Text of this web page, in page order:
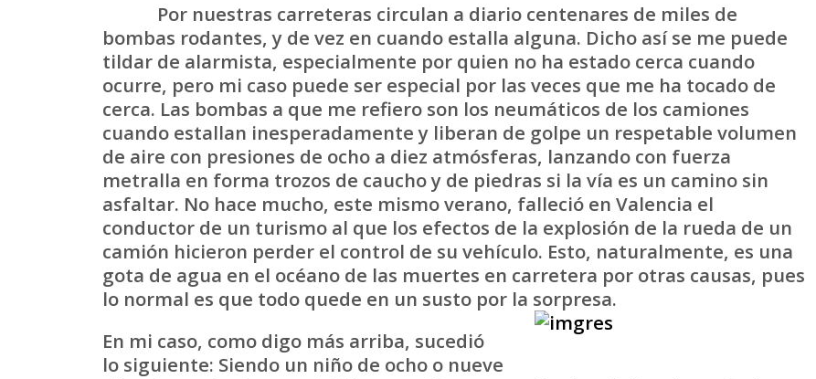
Por nuestras carreteras circulan a diario centenares de miles de
bombas rodantes, y de vez en cuando estalla alguna. Dicho así se me puede
tildar de alarmista, especialmente por quien no ha estado cerca cuando
ocurre, pero mi caso puede ser especial por las veces que me ha tocado de
cerca. Las bombas a que me refiero son los neumáticos de los camiones
cuando estallan inesperadamente y liberan de golpe un respetable volumen
de aire con presiones de ocho a diez atmósferas, lanzando con fuerza
metralla en forma trozos de caucho y de piedras si la vía es un camino sin
asfaltar. No hace mucho, este mismo verano, falleció en Valencia el
conductor de un turismo al que los efectos de la explosión de la rueda de un
camión hicieron perder el control de su vehículo. Esto, naturalmente, es una
gota de agua en el océano de las muertes en carretera por otras causas, pues
lo normal es que todo quede en un susto por la sorpresa.
En mi caso, como digo más arriba, sucedió
lo siguiente: Siendo un niño de ocho o nueve